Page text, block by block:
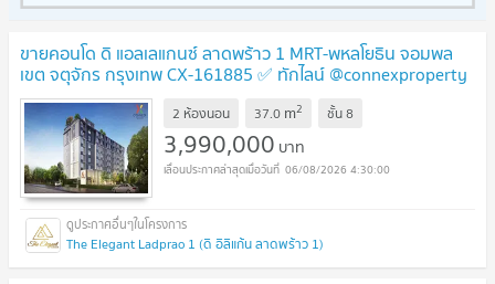
ขายคอนโด ดิ แอลเลแกนซ์ ลาดพร้าว 1 MRT-พหลโยธิน จอมพล
เขต จตุจักร กรุงเทพ CX-161885 ✅ ทักไลน์ @connexproperty
ตอบทันที ทีมงานมืออาชีพ ✅
2 ห้องนอน 37.0 m2 ชั้น8
3,990,000 บาท
06/08/2026 4:30:00
The Elegant Ladprao 1 (ดิ อิลิแก้น ลาดพร้าว 1)